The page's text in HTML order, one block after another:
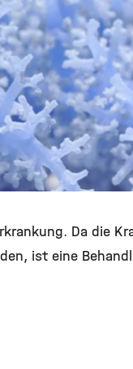
Da die
ist eine